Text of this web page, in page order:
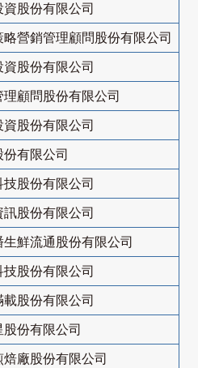
資股份有限公司
略營銷管理顧問股份有限公司
資股份有限公司
理顧問股份有限公司
資股份有限公司
有限公司
技股份有限公司
訊股份有限公司
生鮮流通股份有限公司
技股份有限公司
載股份有限公司
股份有限公司
焙廠股份有限公司